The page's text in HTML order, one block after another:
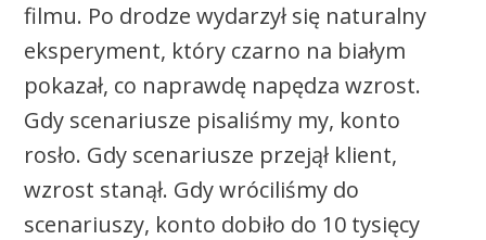
filmu. Po drodze wydarzył się naturalny
eksperyment, który czarno na białym
pokazał, co naprawdę napędza wzrost.
Gdy scenariusze pisaliśmy my, konto
rosło. Gdy scenariusze przejął klient,
wzrost stanął. Gdy wróciliśmy do
scenariuszy, konto dobiło do 10 tysięcy